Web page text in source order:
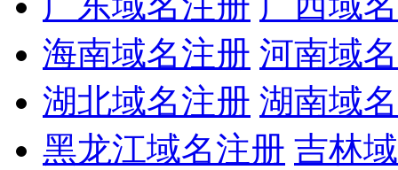
海南域名注册 河南域
湖北域名注册 湖南域
黑龙江域名注册 吉林